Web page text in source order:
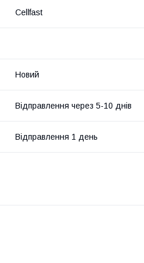
Cellfast
Новий
Відправлення через 5-10 днів
Відправлення 1 день